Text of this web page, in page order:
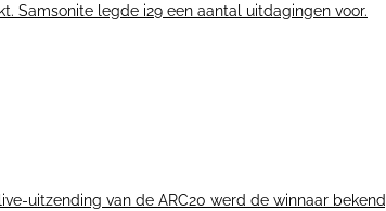
Samsonite legde i29 een aantal uitdagingen voor.
uitzending van de ARC20 werd de winnaar